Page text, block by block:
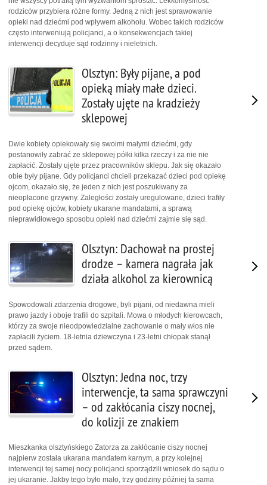
rodziców przybiera różne formy. Jedną z nich jest sprawowanie
opieki nad dziećmi pod wpływem alkoholu. Wobec takich rodziców
często interweniują policjanci, a o konsekwencjach takiej
interwencji decyduje sąd rodzinny i nieletnich.
Olsztyn: Były pijane, a pod
opieką miały małe dzieci.
Zostały ujęte na kradzieży
sklepowej
Dwie kobiety opiekowały się swoimi małymi dziećmi, gdy
postanowiły zabrać ze sklepowej półki kilka rzeczy i za nie nie
zapłacić. Zostały ujęte przez pracowników sklepu. Jak się okazało
obie były pijane. Gdy policjanci chcieli przekazać dzieci pod opiekę
ojcom, okazało się, że jeden z nich jest poszukiwany za
nieopłacone grzywny. Zaległości zostały uregulowane, dzieci trafiły
pod opiekę ojców, kobiety ukarane mandatami, a sprawą
nieprawidłowego sposobu opieki nad dziećmi zajmie się sąd.
Olsztyn: Dachował na prostej
drodze – kamera nagrała jak
działa alkohol za kierownicą
Spowodowali zdarzenia drogowe, byli pijani, od niedawna mieli
prawo jazdy i oboje trafili do szpitali. Mowa o młodych kierowcach,
którzy za swoje nieodpowiedzialne zachowanie o mały włos nie
zapłacili życiem. 18-letnia dziewczyna i 23-letni chłopak stanął
przed sądem.
Olsztyn: Jedna noc, trzy
interwencje, ta sama sprawczyni
– od zakłócania ciszy nocnej,
do kolizji ze znakiem
Mieszkanka olsztyńskiego Zatorza za zakłócanie ciszy nocnej
najpierw została ukarana mandatem karnym, a przy kolejnej
interwencji tej samej nocy policjanci sporządzili wniosek do sądu o
jej ukaranie. Jakby tego było mało, trzy godziny później ta sama